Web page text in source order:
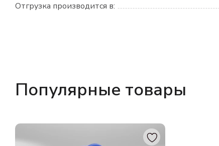
Отгрузка производится в:
Популярные товары